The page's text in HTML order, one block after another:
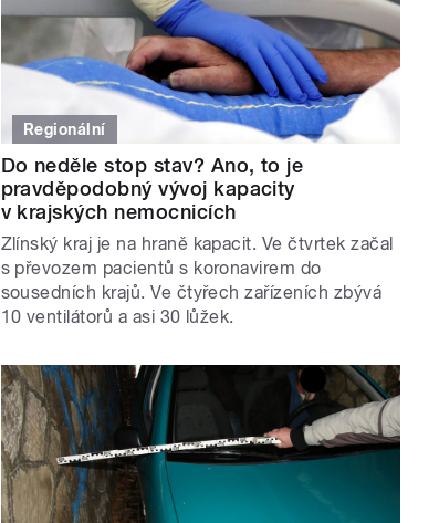
Regionální
Do neděle stop stav? Ano, to je
pravděpodobný vývoj kapacity
v krajských nemocnicích
Zlínský kraj je na hraně kapacit. Ve čtvrtek začal
s převozem pacientů s koronavirem do
sousedních krajů. Ve čtyřech zařízeních zbývá
10 ventilátorů a asi 30 lůžek.